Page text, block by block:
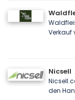
Verkauf
Nicsell
den